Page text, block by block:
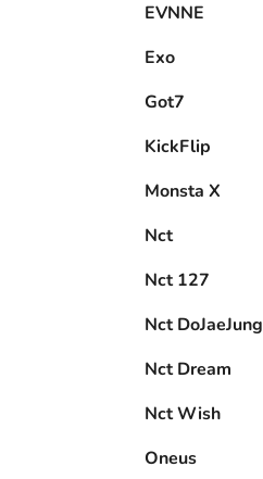
EVNNE
Exo
Got7
KickFlip
Monsta X
Nct
Nct 127
Nct DoJaeJung
Nct Dream
Nct Wish
Oneus